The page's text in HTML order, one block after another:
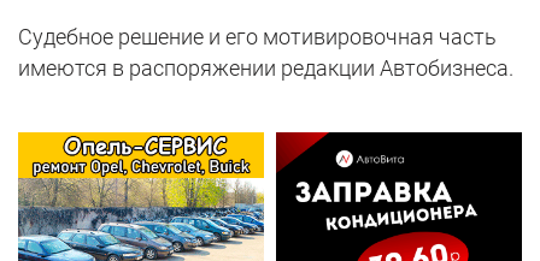
Судебное решение и его мотивировочная часть
имеются в распоряжении редакции Автобизнеса.